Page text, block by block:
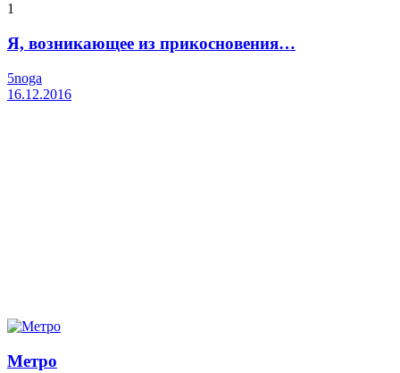
1
Я, возникающее из прикосновения…
5noga
16.12.2016
Метро